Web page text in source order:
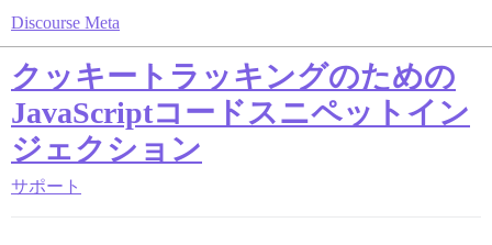
Discourse Meta
クッキートラッキングのための
JavaScriptコードスニペットイン
ジェクション
サポート